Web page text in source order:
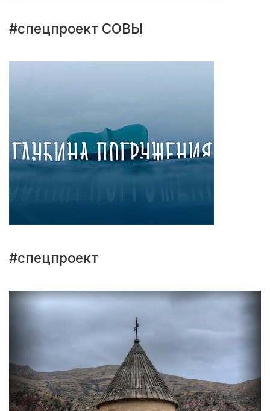
#спецпроект СОВЫ
#спецпроект